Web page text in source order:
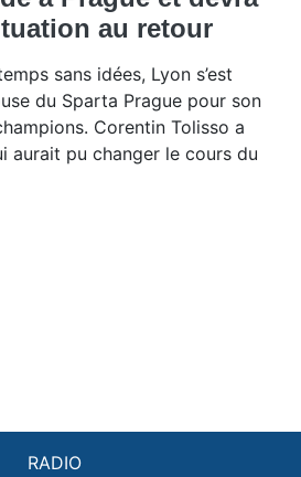
au retour
sans idées, Lyon s’est
du Sparta Prague pour son
Corentin Tolisso a
aurait pu changer le cours du
RADIO